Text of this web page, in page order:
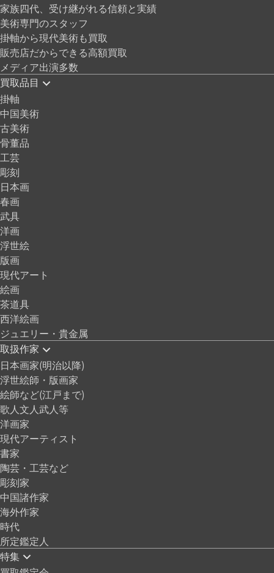
家族四代、受け継がれる信頼と実績
美術専門のスタッフ
掛軸から現代美術も買取
販売店だからできる高額買取
メディア出演多数
買取品目
掛軸
中国美術
古美術
骨董品
工芸
彫刻
日本画
春画
武具
洋画
浮世絵
版画
現代アート
絵画
茶道具
西洋絵画
ジュエリー・貴金属
取扱作家
日本画家(明治以降)
浮世絵師・版画家
絵師など(江戸まで)
歌人文人武人等
洋画家
現代アーティスト
書家
陶芸・工芸など
彫刻家
中国諸作家
海外作家
時代
所定鑑定人
特集